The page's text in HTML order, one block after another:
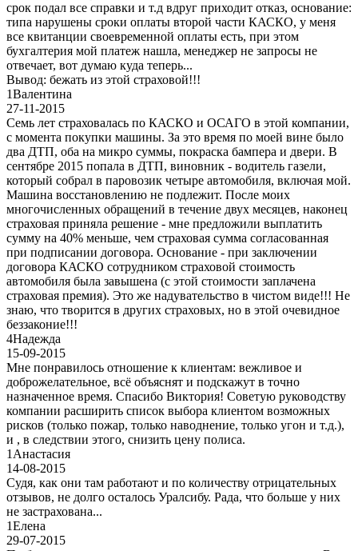
срок подал все справки и т.д вдруг приходит отказ, основание:
типа нарушены сроки оплаты второй части КАСКО, у меня
все квитанции своевременной оплаты есть, при этом
бухгалтерия мой платеж нашла, менеджер не запросы не
отвечает, вот думаю куда теперь...
Вывод: бежать из этой страховой!!!
1Валентина
27-11-2015
Семь лет страховалась по КАСКО и ОСАГО в этой компании,
с момента покупки машины. За это время по моей вине было
два ДТП, оба на микро суммы, покраска бампера и двери. В
сентябре 2015 попала в ДТП, виновник - водитель газели,
который собрал в паровозик четыре автомобиля, включая мой.
Машина восстановлению не подлежит. После моих
многочисленных обращений в течение двух месяцев, наконец
страховая приняла решение - мне предложили выплатить
сумму на 40% меньше, чем страховая сумма согласованная
при подписании договора. Основание - при заключении
договора КАСКО сотрудником страховой стоимость
автомобиля была завышена (с этой стоимости заплачена
страховая премия). Это же надувательство в чистом виде!!! Не
знаю, что творится в других страховых, но в этой очевидное
беззаконие!!!
4Надежда
15-09-2015
Мне понравилось отношение к клиентам: вежливое и
доброжелательное, всё объяснят и подскажут в точно
назначенное время. Спасибо Виктория! Советую руководству
компании расширить список выбора клиентом возможных
рисков (только пожар, только наводнение, только угон и т.д.),
и , в следствии этого, снизить цену полиса.
1 Анастасия
14-08-2015
Судя, как они там работают и по количеству отрицательных
отзывов, не долго осталось Уралсибу. Рада, что больше у них
не застрахована...
1Елена
29-07-2015